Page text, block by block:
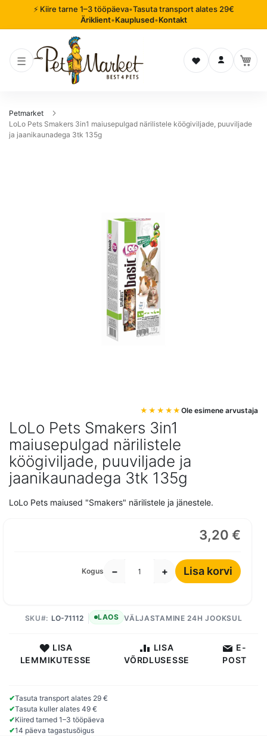
⚡ Kiire tarne 1–3 tööpäeva•Tasuta transport alates 29€
Äriklient•Kauplused•Kontakt
Soovinimekiri
Logi sisse
Petmarket
LoLo Pets Smakers 3in1 maiusepulgad närilistele köögiviljade, puuviljade
ja jaanikaunadega 3tk 135g
LoLo Pets Smakers 3in1
maiusepulgad närilistele
köögiviljade, puuviljade ja
jaanikaunadega 3tk 135g
Ole esimene arvustaja
LoLo Pets maiused "Smakers" närilistele ja jänestele.
3,20 €
Kogus − + Lisa korvi
VÄLJASTAMINE 24H JOOKSUL
SKU LO-71112 LAOS
LISA
LEMMIKUTESSE
LISA
VÕRDLUSESSE
E-
POST
✔Tasuta transport alates 29 €
✔Tasuta kuller alates 49 €
✔Kiired tarned 1–3 tööpäeva
✔14 päeva tagastusõigus
pildigalerii
algusesse